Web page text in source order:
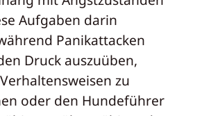
Aufgaben darin
Panikattacken
Druck auszuüben,
zu
oder den Hundeführer